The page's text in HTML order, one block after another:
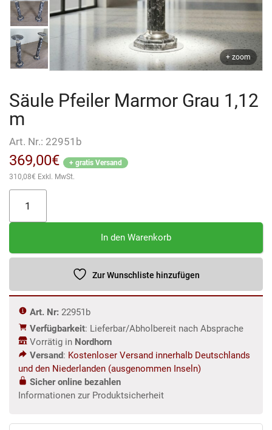
+ zoom
Säule Pfeiler Marmor Grau 1,12
m
Art. Nr.: 22951b
369,00€
+ gratis Versand
310,08€ Exkl. MwSt.
Pfeiler
Marmor
1,12
Menge
In den Warenkorb
Zur Wunschliste hinzufügen
Art. Nr: 22951b
Verfügbarkeit: Lieferbar/Abholbereit nach Absprache
Vorrätig in Nordhorn
Versand: Kostenloser Versand innerhalb Deutschlands
und den Niederlanden (ausgenommen Inseln)
Sicher online bezahlen
Informationen zur Produktsicherheit